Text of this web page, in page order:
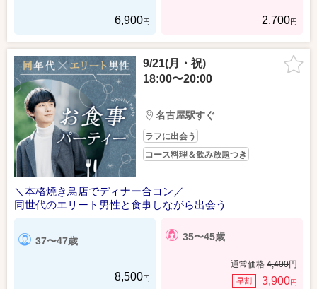
6,900円 2,700円
9/21(月・祝)
18:00〜20:00
名古屋駅すぐ
ラフに出会う
コース料理＆飲み放題つき
＼本格焼き鳥店でディナー合コン／
同世代のエリート男性と食事しながら出会う
37〜47歳
8,500円
35〜45歳
通常価格 4,400円
早割 3,900円